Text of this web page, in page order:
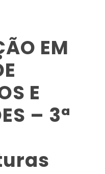
EM
E
– 3ª